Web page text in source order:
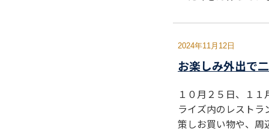
2024年11月12日
お楽しみ外出で
１０月２５日、１
ライズ内のレスト
策しお買い物や、